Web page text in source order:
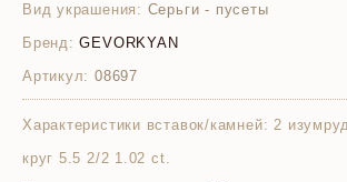
Вид украшения: Серьги - пусеты
Бренд: GEVORKYAN
Артикул: 08697
Характеристики вставок/камней: 2
круг 5.5 2/2 1.02 ct.